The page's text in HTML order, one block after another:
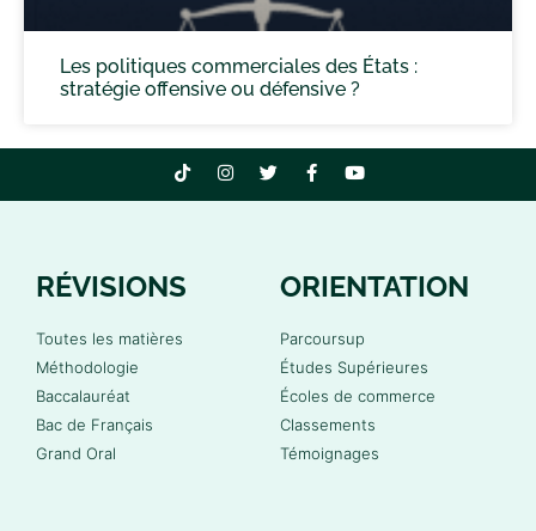
Les politiques commerciales des États :
stratégie offensive ou défensive ?
RÉVISIONS
Toutes les matières
Méthodologie
Baccalauréat
Bac de Français
Grand Oral
ORIENTATION
Parcoursup
Études Supérieures
Écoles de commerce
Classements
Témoignages